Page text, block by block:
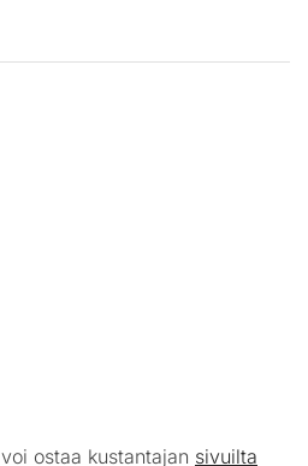
voi ostaa kustantajan sivuilta